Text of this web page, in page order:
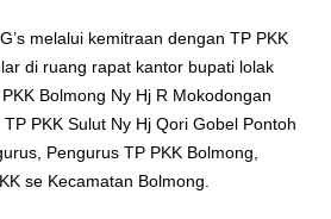
melalui kemitraan dengan TP PKK
di ruang rapat kantor bupati lolak
Bolmong Ny Hj R Mokodongan
PKK Sulut Ny Hj Qori Gobel Pontoh
Pengurus TP PKK Bolmong,
se Kecamatan Bolmong.